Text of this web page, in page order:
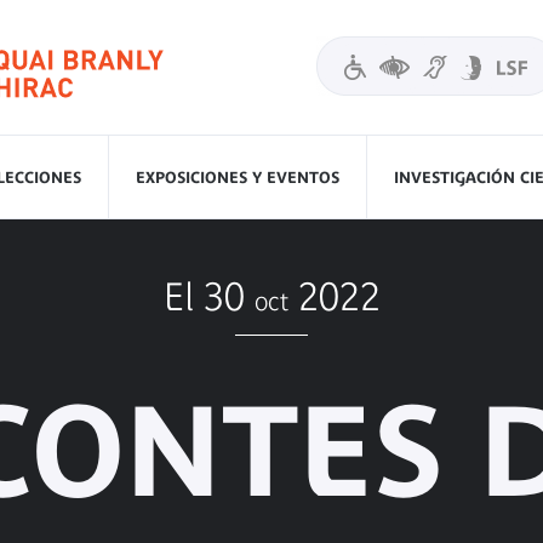
EXPOSICIONES Y EVENTOS INVESTIGACIÓN
El 30 oct 2022